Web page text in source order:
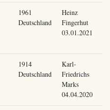
1961
Deutschland
Heinz
Fingerhut
03.01.2021
1914
Deutschland
Karl-
Friedrichs
Marks
04.04.2020